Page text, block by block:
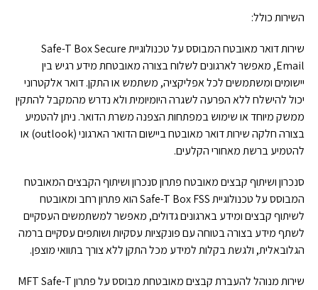
השירות כולל:
שירות דואר מאובטח המבוסס על טכנולוגיית Safe-T Box Secure
Email, מאפשר לארגונים לשלוח בצורה מאובטחת מידע רגיש בין
יישומים ומשתמשים לכל אפליקציה, משתמש או התקן. דואר אלקטרוני
יכול להישלח ללא הפרעה לשגרה היומיומית ולא נדרש מהמקבל להתקין
ממשק מיוחד או שימוש במפתחות הצפנה משרת הדואר. ניתן להטמיע
בצורה חלקה שירות דואר מאובטח ביישום הדואר הארגוני (outlook) או
להטמיע ברשת מאחורי הקלעים.
סנכרון ושיתוף קבצים מאובטח פתרון סנכרון ושיתוף הקבצים המאובטח
המבוסס על טכנולוגיית Safe-T Box FSS הוא פתרון רחב ומאובטח
לשיתוף קבצים ומידע בארגונים גדולים, מאפשר למשתמשים העסקיים
לשתף מידע בצורה בטוחה עם פונקציות עסקיות ושותפים עסקיים ברמה
הגלובאלית, ולגשת בקלות למידע מכל התקן ללא צורך בתוואי מוצפן.
שירות מנוהל להעברת קבצים מאובטחת מבוסס על פתרון MFT Safe-T